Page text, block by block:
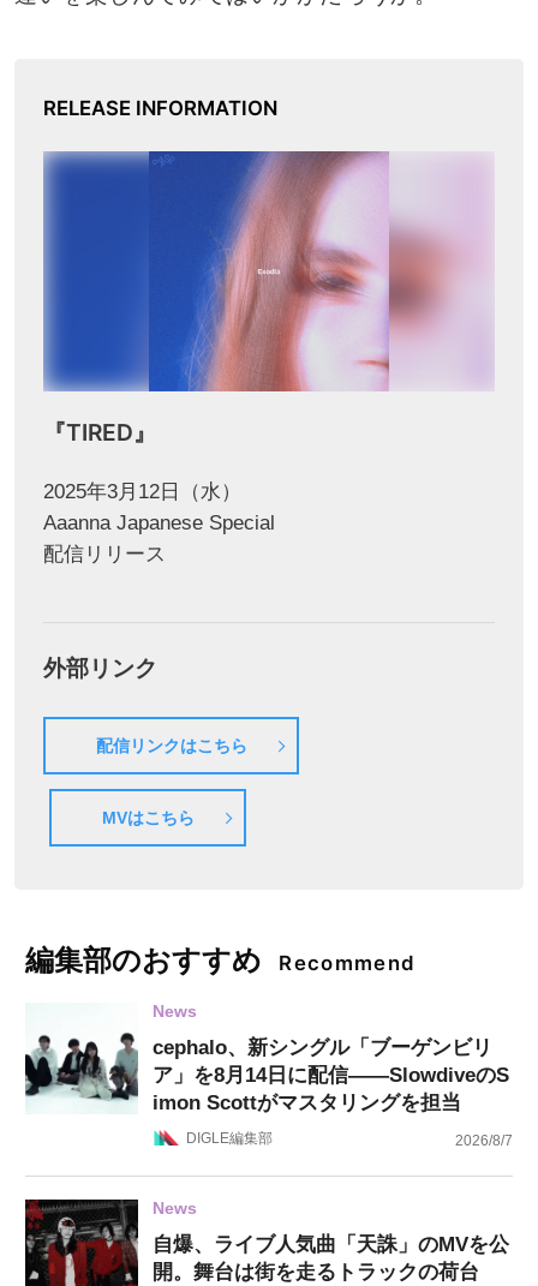
RELEASE INFORMATION
『TIRED』
2025年3月12日（水）
Aaanna Japanese Special
配信リリース
外部リンク
配信リンクはこちら
MVはこちら
編集部のおすすめ Recommend
News
cephalo、新シングル「ブーゲンビリ
ア」を8月14日に配信——SlowdiveのS
imon Scottがマスタリングを担当
DIGLE編集部 2026/8/7
News
自爆、ライブ人気曲「天誅」のMVを公
開。舞台は街を走るトラックの荷台